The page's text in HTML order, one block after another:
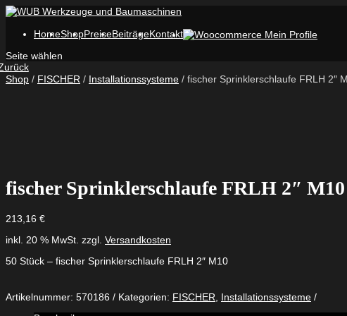
HomeShopPreiseBeiträgeKontakt
Seite wählen
Shop / FISCHER / Installationssysteme / fischer Sprinklerschlaufe FRLH 2″
fischer Sprinklerschlaufe FRLH 2″ M10
213,16 €
inkl. 20 % MwSt. zzgl. Versandkosten
50 Stück – fischer Sprinklerschlaufe FRLH 2″ M10
Artikelnummer: 570186 Kategorien: FISCHER
Installationssysteme